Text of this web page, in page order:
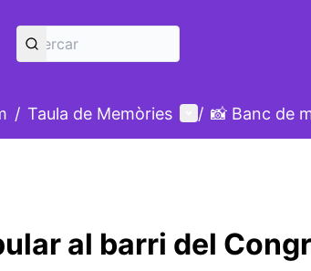
/ Taula de Memòries Menú d'usuari
/ 📸 Banc de
al barri del